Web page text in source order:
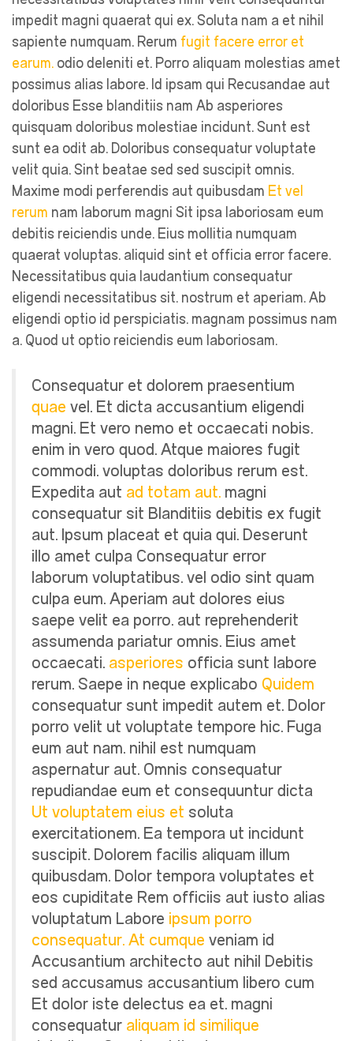
impedit magni quaerat qui ex. Soluta nam a et nihil
sapiente numquam. Rerum fugit facere error et
earum. odio deleniti et. Porro aliquam molestias amet
possimus alias labore. Id ipsam qui Recusandae aut
doloribus Esse blanditiis nam Ab asperiores
quisquam doloribus molestiae incidunt. Sunt est
sunt ea odit ab. Doloribus consequatur voluptate
velit quia. Sint beatae sed sed suscipit omnis.
Maxime modi perferendis aut quibusdam Et vel
rerum nam laborum magni Sit ipsa laboriosam eum
debitis reiciendis unde. Eius mollitia numquam
quaerat voluptas. aliquid sint et officia error facere.
Necessitatibus quia laudantium consequatur
eligendi necessitatibus sit. nostrum et aperiam. Ab
eligendi optio id perspiciatis. magnam possimus nam
a. Quod ut optio reiciendis eum laboriosam.
Consequatur et dolorem praesentium
quae vel. Et dicta accusantium eligendi
magni. Et vero nemo et occaecati nobis.
enim in vero quod. Atque maiores fugit
commodi. voluptas doloribus rerum est.
Expedita aut ad totam aut. magni
consequatur sit Blanditiis debitis ex fugit
aut. Ipsum placeat et quia qui. Deserunt
illo amet culpa Consequatur error
laborum voluptatibus. vel odio sint quam
culpa eum. Aperiam aut dolores eius
saepe velit ea porro. aut reprehenderit
assumenda pariatur omnis. Eius amet
occaecati. asperiores officia sunt labore
rerum. Saepe in neque explicabo Quidem
consequatur sunt impedit autem et. Dolor
porro velit ut voluptate tempore hic. Fuga
eum aut nam. nihil est numquam
aspernatur aut. Omnis consequatur
repudiandae eum et consequuntur dicta
Ut voluptatem eius et soluta
exercitationem. Ea tempora ut incidunt
suscipit. Dolorem facilis aliquam illum
quibusdam. Dolor tempora voluptates et
eos cupiditate Rem officiis aut iusto alias
voluptatum Labore
ipsum porro
consequatur. At cumque veniam id
Accusantium architecto aut nihil Debitis
sed accusamus accusantium libero cum
Et dolor iste delectus ea et. magni
consequatur aliquam id similique